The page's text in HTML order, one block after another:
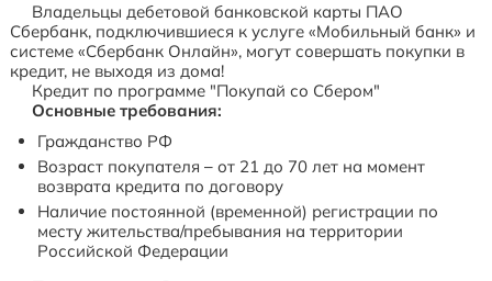
Владельцы дебетовой банковской карты ПАО
Сбербанк, подключившиеся к услуге «Мобильный банк» и
системе «Сбербанк Онлайн», могут совершать покупки в
кредит, не выходя из дома!
Кредит по программе "Покупай со Сбером"
Основные требования:
Гражданство РФ
Возраст покупателя – от 21 до 70 лет на момент
возврата кредита по договору
Наличие постоянной (временной) регистрации по
месту жительства/пребывания на территории
Российской Федерации